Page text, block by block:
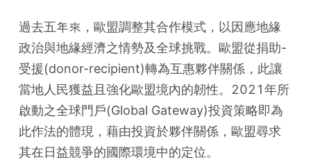
過去五年來，歐盟調整其合作模式，以因應地緣
政治與地緣經濟之情勢及全球挑戰。歐盟從捐助-
受援(donor-recipient)轉為互惠夥伴關係，此讓
當地人民獲益且強化歐盟境內的韌性。2021年所
啟動之全球門戶(Global Gateway)投資策略即為
此作法的體現，藉由投資於夥伴關係，歐盟尋求
其在日益競爭的國際環境中的定位。